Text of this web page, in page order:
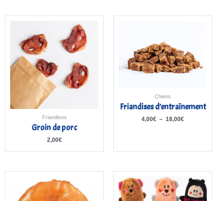
Friandises
Groin de porc
2,00€
Chiens
Friandises d’entraînement
4,00€ – 18,00€
18,00€